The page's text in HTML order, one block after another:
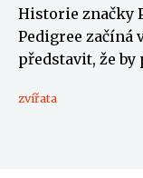
Historie značky
Pedigree začíná
představit, že
zvířata